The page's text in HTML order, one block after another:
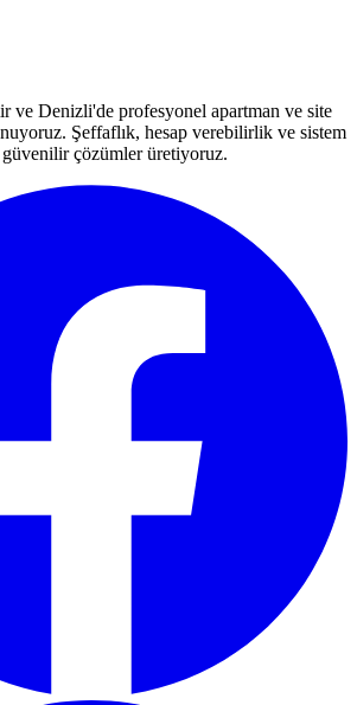
ve Denizli'de profesyonel apartman ve site
Şeffaflık, hesap verebilirlik ve sistem
güvenilir çözümler üretiyoruz.